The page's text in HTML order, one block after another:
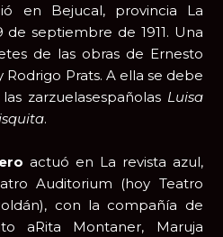
en Bejucal, provincia La
de septiembre de 1911. Una
de las obras de Ernesto
Rodrigo Prats. A ella se debe
zarzuelasespañolas Luisa
.
actuó en La revista azul,
Auditorium (hoy Teatro
con la compañía de
aRita Montaner, Maruja